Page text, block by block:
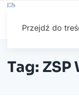
Przejdź do
Tag: